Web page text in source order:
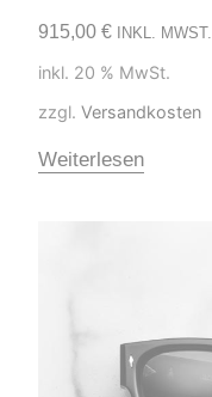
915,00 € INKL. MWST.
inkl. 20 % MwSt.
zzgl. Versandkosten
Weiterlesen